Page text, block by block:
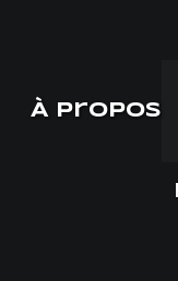
À propos